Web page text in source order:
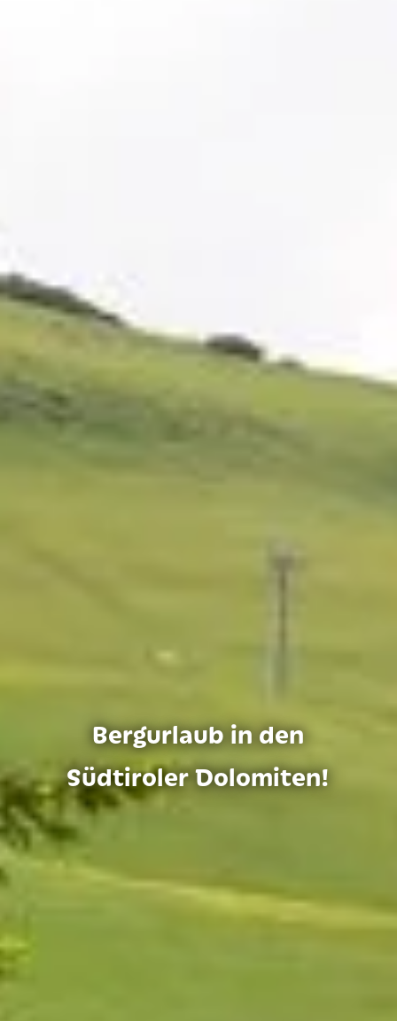
Bergurlaub in den
Südtiroler Dolomiten!
Höhentraining auf
2000m